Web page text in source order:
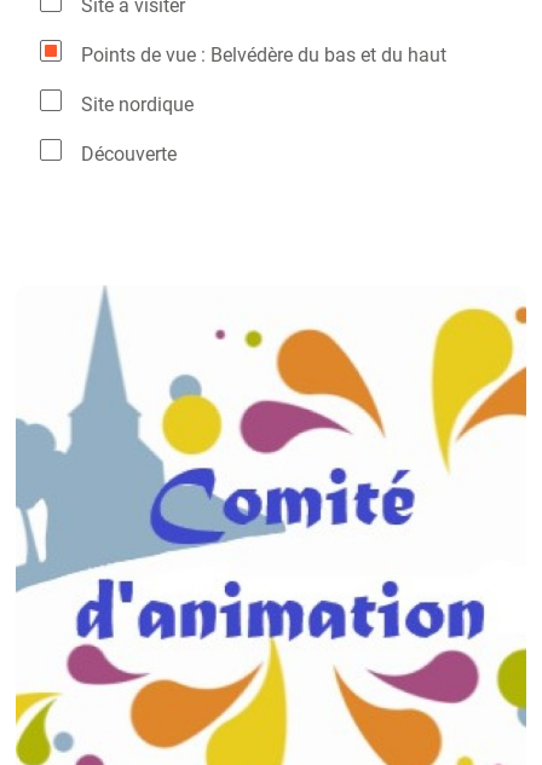
Site à visiter
Points de vue : Belvédère du bas et du haut
Site nordique
Découverte